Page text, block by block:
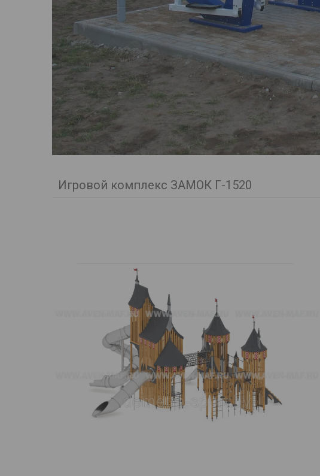
Игровой комплекс ЗАМОК Г-1520